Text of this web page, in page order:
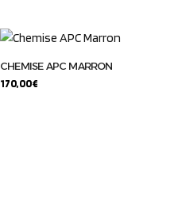
CHEMISE APC MARRON
170,00€